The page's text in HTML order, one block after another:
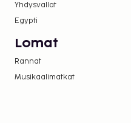
Yhdysvallat
Egypti
Lomat
Rannat
Musikaalimatkat